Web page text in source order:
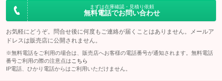
座席兼用
：装備なし 常設ベッド
：装備なし
組立ベッド・電動 組立ベッド
キッチン（シンク）
：装備なし
トイレ
：装備なし ルーフエアコン
ウインドウエアコン テーブル
まずは在庫確認・見積り依頼
無料電話でお問い合わせ
お気軽にどうぞ。問合せ後に何度もご連絡が届くことはありません。メールア
ドレスは販売店に公開されません。
※無料電話をご利用の場合は、販売店へお客様の電話番号が通知されます。無料電話
番号ご利用の際の注意点は こちら
IP電話、ひかり電話からはご利用いただけません。